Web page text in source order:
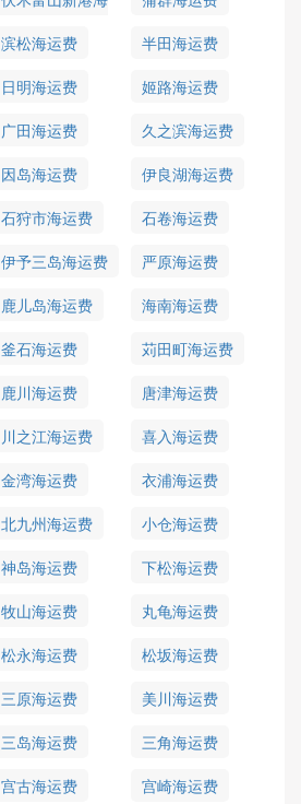
运费
滨松海运费
半田海运费
日明海运费
姬路海运费
广田海运费
久之滨海运费
因岛海运费
伊良湖海运费
石狩市海运费
石卷海运费
伊予三岛海运费
严原海运费
鹿儿岛海运费
海南海运费
釜石海运费
苅田町海运费
鹿川海运费
唐津海运费
川之江海运费
喜入海运费
金湾海运费
衣浦海运费
北九州海运费
小仓海运费
神岛海运费
下松海运费
牧山海运费
丸龟海运费
松永海运费
松坂海运费
三原海运费
美川海运费
三岛海运费
三角海运费
宫古海运费
宫崎海运费